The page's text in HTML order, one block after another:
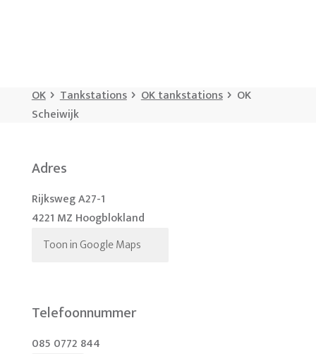
OK Tankstations OK tankstations
OK
Scheiwijk
Adres
Rijksweg A27-1
4221 MZ Hoogblokland
Toon in Google Maps
Telefoonnummer
085 0772 844